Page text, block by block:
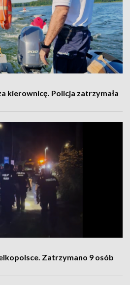
kierownicę. Policja zatrzymała
Zatrzymano 9 osób